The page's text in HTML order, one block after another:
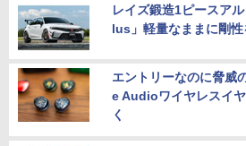
レイズ鍛造1ピースア
lus」軽量なままに剛性
エントリーなのに脅威
e Audioワイヤレスイ
く